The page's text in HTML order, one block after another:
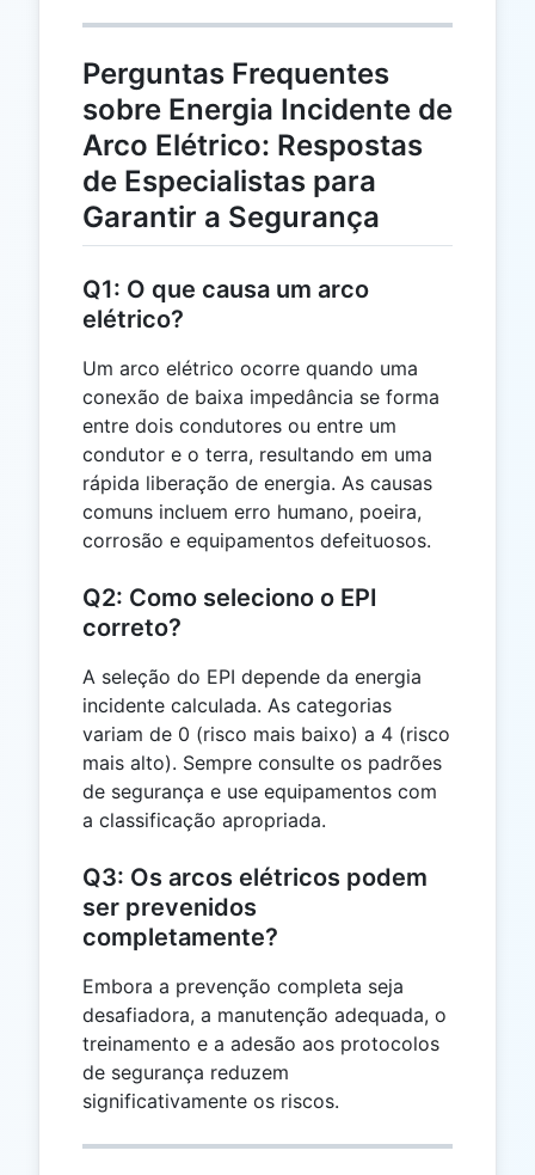
Perguntas Frequentes
sobre Energia Incidente de
Arco Elétrico: Respostas
de Especialistas para
Garantir a Segurança
Q1: O que causa um arco
elétrico?
Um arco elétrico ocorre quando uma
conexão de baixa impedância se forma
entre dois condutores ou entre um
condutor e o terra, resultando em uma
rápida liberação de energia. As causas
comuns incluem erro humano, poeira,
corrosão e equipamentos defeituosos.
Q2: Como seleciono o EPI
correto?
A seleção do EPI depende da energia
incidente calculada. As categorias
variam de 0 (risco mais baixo) a 4 (risco
mais alto). Sempre consulte os padrões
de segurança e use equipamentos com
a classificação apropriada.
Q3: Os arcos elétricos podem
ser prevenidos
completamente?
Embora a prevenção completa seja
desafiadora, a manutenção adequada, o
treinamento e a adesão aos protocolos
de segurança reduzem
significativamente os riscos.